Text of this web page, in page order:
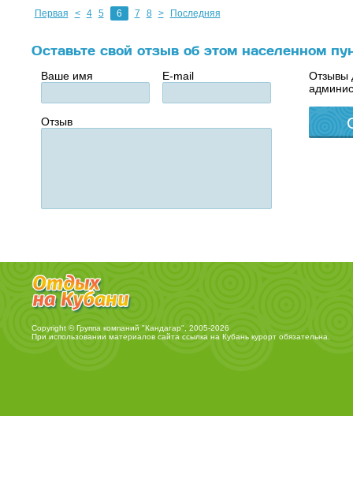
Первая < 4 5 6 7 8 > Последняя
Оставьте свой отзыв об этом населенном
Ваше имя E-mail
Отзыв
Отзывы
Copyright © Группа компаний "Кандагар", 2005-2026
При использовании материалов сайта ссылка на Кубань курортобязательна.